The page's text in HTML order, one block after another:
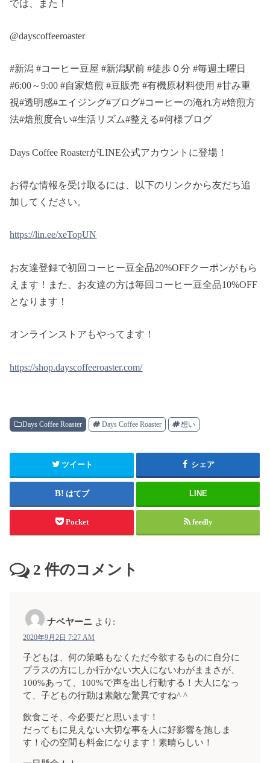
では、また！
@dayscoffeeroaster
#新潟 #コーヒー豆屋 #新潟駅前 #徒歩０分 #毎週土曜日
#6:00～9:00 #自家焙煎 #豆販売 #有機原材料使用 #甘み重
視#透明感#エイジング#ブログ#コーヒーの淹れ方#焙煎方
法#焙煎度合い#生活リズム#整える#何様ブログ
Days Coffee RoasterがLINE公式アカウントに登場！
お得な情報を受け取るには、以下のリンクから友だち追
加してください。
https://lin.ee/xeTopUN
お友達登録で初回コーヒー豆全品20%OFFクーポンがもら
えます！また、お友達の方は毎回コーヒー豆全品10%OFF
となります！
オンラインストアもやってます！
https://shop.dayscoffeeroaster.com/
Days Coffee Roaster Days Coffee Roaster 想い
ツイート シェア
はてブ LINE
Pocket feedly
2 件のコメント
ナベヤーニ より:
2020年9月2日 7:27 AM
子どもは、何の策略もなくただ今欲するものに自分に
プラスの方にしか行かない大人にないわがままさが、
100%あって、100%で声を出し行動する！大人になっ
て、子どもの行動は素敵な驚異ですね^ ^
飲食こそ、今必要だと思います！
だってもに見えない大切な事を人に好影響を施しま
す！心の空間も料金になります！素晴らしい！